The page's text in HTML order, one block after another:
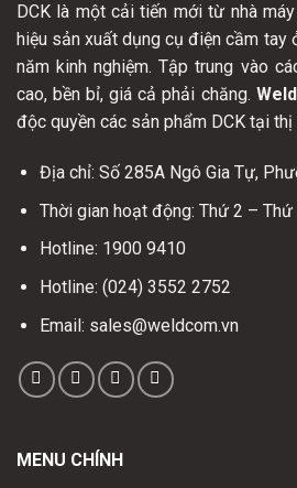
DCK là một cải tiến mới từ nhà
hiệu sản xuất dụng cụ điện cầm tay
năm kinh nghiệm. Tập trung vào
cao, bền bỉ, giá cả phải chăng.
độc quyền các sản phẩm DCK tại
Địa chỉ: Số 285A Ngô Gia Tự,
Thời gian hoạt động: Thứ 2 –
Hotline: 1900 9410
Hotline: (024) 3552 2752
Email: sales@weldcom.vn
MENU CHÍNH